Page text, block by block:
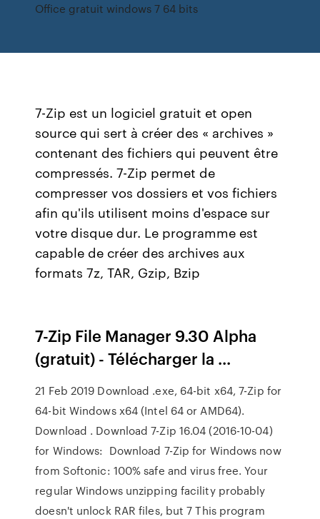
Office gratuit windows 7 64 bits
7-Zip est un logiciel gratuit et open
source qui sert à créer des « archives »
contenant des fichiers qui peuvent être
compressés. 7-Zip permet de
compresser vos dossiers et vos fichiers
afin qu'ils utilisent moins d'espace sur
votre disque dur. Le programme est
capable de créer des archives aux
formats 7z, TAR, Gzip, Bzip
7-Zip File Manager 9.30 Alpha
(gratuit) - Télécharger la ...
21 Feb 2019 Download .exe, 64-bit x64, 7-Zip for
64-bit Windows x64 (Intel 64 or AMD64).
Download . Download 7-Zip 16.04 (2016-10-04)
for Windows: Download 7-Zip for Windows now
from Softonic: 100% safe and virus free. Your
regular Windows unzipping facility probably
doesn't unlock RAR files, but 7 This program